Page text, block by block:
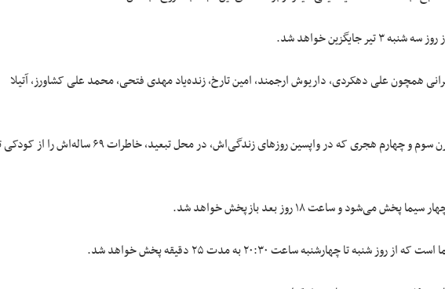
خواهد شد.
تولید شده است و بازیگرانی همچون علی دهکردی، داریوش ارجمند، امین تارخ، زنده‌یاد مهدی فتحی، محمد علی کشاورز، آتیلا
این سریال روایتی است از زندگی شیخ مفید عالم و فقیه قرن سوم و چهارم هجری که در واپسین روزهای زندگی‌اش، در محل تبعید، خاطرات ۶۹ ساله‌اش
چهارشنبه ساعت ۲۰:۳۰ به مدت ۲۵ دقیقه پخش خواهد شد.